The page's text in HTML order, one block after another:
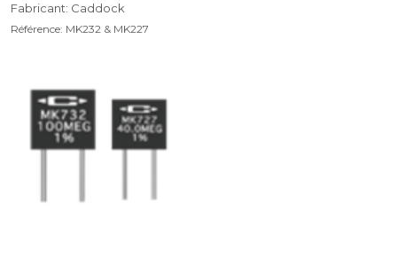
Fabricant: Caddock
Référence: MK232 & MK227